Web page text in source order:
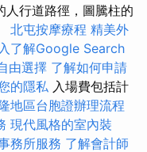
人行道路徑，圖騰柱的
北屯按摩療程 精美外
了解Google Search
由選擇 了解如何申請
的隱私 入場費包括計
地區台胞證辦理流程
現代風格的室內裝
務所服務 了解會計師